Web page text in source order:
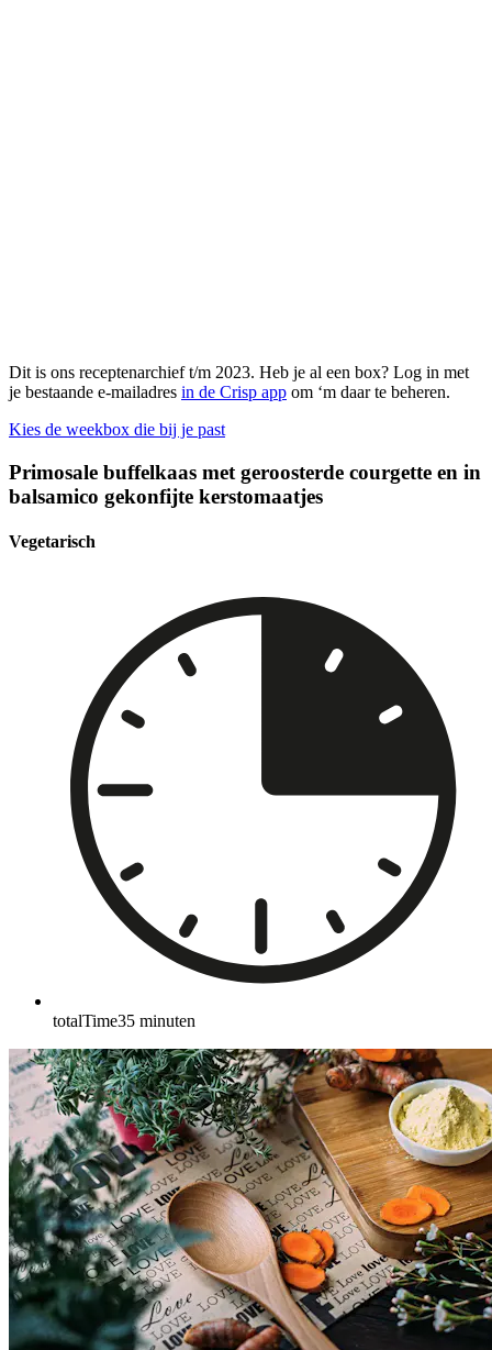
Dit is ons receptenarchief t/m 2023. Heb je al een box? Log in met
je bestaande e-mailadres in de Crisp app om ‘m daar te beheren.
Kies de weekbox die bij je past
Primosale buffelkaas met geroosterde courgette en in
balsamico gekonfijte kerstomaatjes
Vegetarisch
totalTime35 minuten